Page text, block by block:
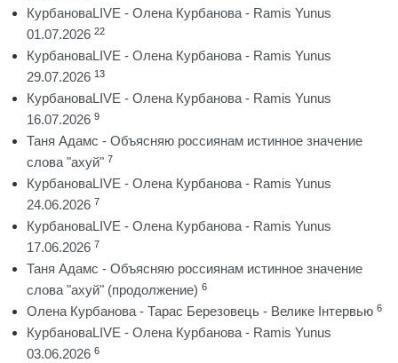
КурбановаLIVE - Олена Курбанова - Ramis Yunus
01.07.2026 22
КурбановаLIVE - Олена Курбанова - Ramis Yunus
29.07.2026 13
КурбановаLIVE - Олена Курбанова - Ramis Yunus
16.07.2026 9
Таня Адамс - Объясняю россиянам истинное значение
слова "ахуй" 7
КурбановаLIVE - Олена Курбанова - Ramis Yunus
24.06.2026 7
КурбановаLIVE - Олена Курбанова - Ramis Yunus
17.06.2026 7
Таня Адамс - Объясняю россиянам истинное значение
слова "ахуй" (продолжение) 6
Олена Курбанова - Тарас Березовець - Велике Інтервью 6
КурбановаLIVE - Олена Курбанова - Ramis Yunus
03.06.2026 6